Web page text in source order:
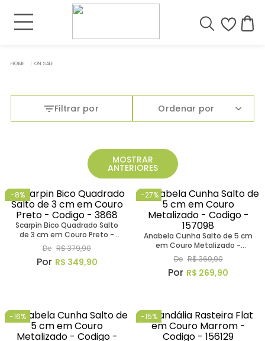
ON SALE
Filtrar por Ordenar por
MOSTRAR
ANTERIORES
-8%
Scarpin Bico Quadrado Salto
de 3 cm em Couro Preto -
Codigo - 3868
De R$379,90
R$ 349,90
-27%
Anabela Cunha Salto de 5 cm
em Couro Metalizado -
Codigo - 157098
De R$369,90
R$ 269,90
-16% -15%